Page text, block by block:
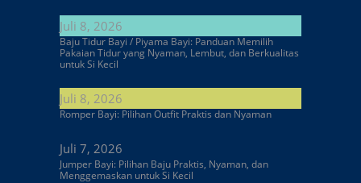
Juli 8, 2026
Baju Tidur Bayi / Piyama Bayi: Panduan Memilih
Pakaian Tidur yang Nyaman, Lembut, dan Berkualitas
untuk Si Kecil
Juli 8, 2026
Romper Bayi: Pilihan Outfit Praktis dan Nyaman
Juli 7, 2026
Jumper Bayi: Pilihan Baju Praktis, Nyaman, dan
Menggemaskan untuk Si Kecil